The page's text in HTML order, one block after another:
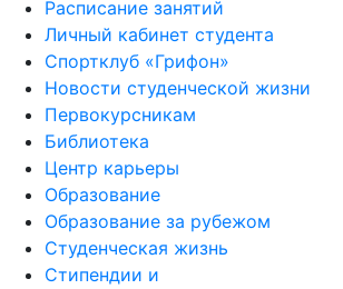
Расписание занятий
Личный кабинет студента
Спортклуб «Грифон»
Новости студенческой жизни
Первокурсникам
Библиотека
Центр карьеры
Образование
Образование за рубежом
Студенческая жизнь
Стипендии и